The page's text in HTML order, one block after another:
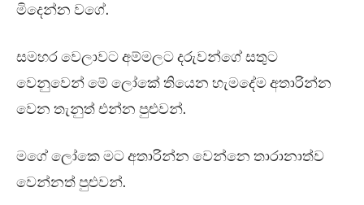
මිදෙන්න වගේ.
සමහර වෙලාවට අම්මලට දරුවන්ගේ සතුට
වෙනුවෙන් මේ ලෝකේ තියෙන හැමදේම අතාරින්න
වෙන තැනුත් එන්න පුළුවන්.
මගේ ලෝකෙ මට අතාරින්න වෙන්නෙ තාරානාත්ව
වෙන්නත් පුළුවන්.